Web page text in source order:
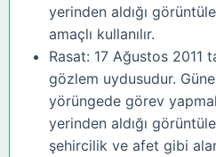
yerinden aldığı
amaçlı kullanılır.
Rasat: 17 Ağustos 2011
gözlem uydusudur.
yörüngede görev
yerinden aldığı
şehircilik ve afet gibi